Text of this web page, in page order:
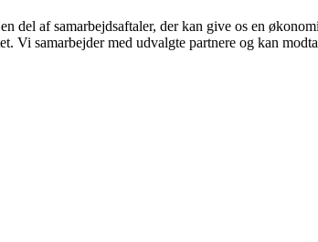
del af samarbejdsaftaler, der kan give os en
Vi samarbejder med udvalgte partnere og kan